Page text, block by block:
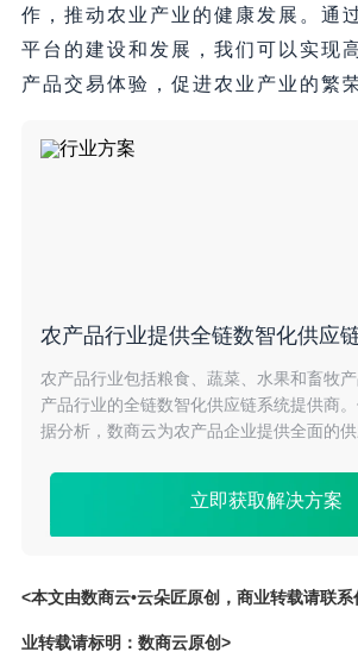
作，推动农业产业的健康发展。通
平台的建设和发展，我们可以实现
产品交易体验，促进农业产业的繁
农产品行业提供全链数智化供应
农产品行业包括粮食、蔬菜、水果和畜牧
产品行业的全链数智化供应链系统提供商
据分析，数商云为农产品企业提供全面的
企业的生产效率，优化资源利用，减少浪
立即获取解决方案
<本文由数商云•云朵匠原创，商业转载请联
业转载请标明：数商云原创>